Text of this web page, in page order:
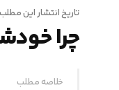
تاریخ انتشار این مطلب : 1404/04/22 ساعت
چرا
خلاصه مطلب